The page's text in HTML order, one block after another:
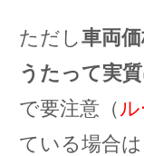
ただし車両
うたって実
で要注意（
ている場合